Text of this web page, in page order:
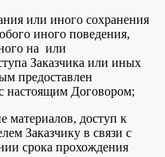
или иного сохранения
иного поведения,
на или
Заказчика или иных
предоставлен
настоящим Договором;
материалов, доступ к
Заказчику в связи с
срока прохождения